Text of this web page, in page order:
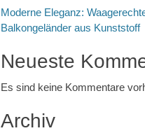
Moderne Eleganz:
Balkongeländer aus Kunststoff
Neueste
Es sind keine Kommentare
Archiv